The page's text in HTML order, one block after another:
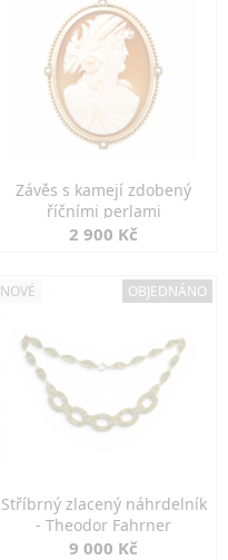
Závěs s kamejí zdobený
říčními perlami
2 900 Kč
NOVÉ OBJEDNÁNO
Stříbrný zlacený náhrdelník
- Theodor Fahrner
9 000 Kč